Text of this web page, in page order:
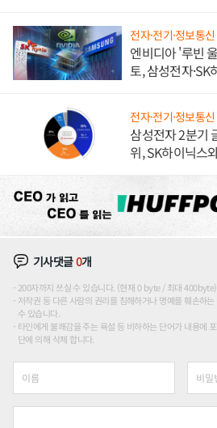
전자·전기·정보통신
엔비디아 '루빈
토, 삼성전자
전자·전기·정보통신
삼성전자 2분기
위, SK하이닉스
기사댓글0개
200자까지 쓰실 수 있습니다. (현재 0 byte / 최대 400byte)
저작권 등 다른 사람의 권리를 침해하거나 명예를 훼손하
수 있습니다.
타인에게 불쾌감을 주는 욕설 등 비하하는 단어가 내용에
단에 의해 삭제 합니다.